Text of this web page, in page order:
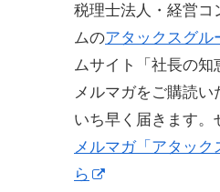
税理士法人・経営コ
ムのアタックスグル
ムサイト「社長の知
メルマガをご購読
いち早く届きます。
メルマガ「アタック
ら